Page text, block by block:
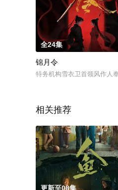
全24集
锦月令
特务机构雪衣卫首领风作人
相关推荐
更新至08集